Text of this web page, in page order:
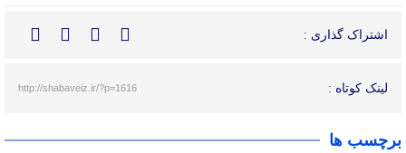
اشتراک گذاری :
لینک کوتاه : http://shabaveiz.ir/?p=1616
برچسب ها